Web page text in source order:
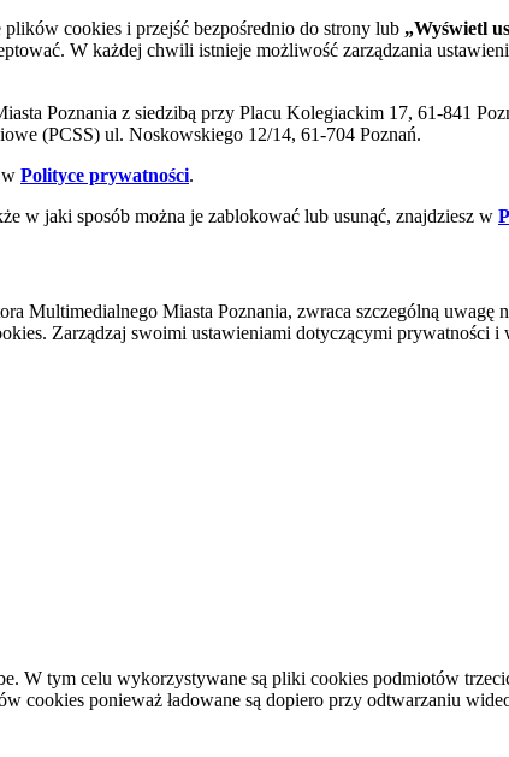
cookies i przejść bezpośrednio do strony lub „Wyświetl
W każdej chwili istnieje możliwość zarządzania
Poznania z siedzibą przy Placu Kolegiackim 17, 61-841
(PCSS) ul. Noskowskiego 12/14, 61-704 Poznań.
w Polityce prywatności.
w jaki sposób można je zablokować lub usunąć, znajdziesz w
Multimedialnego Miasta Poznania, zwraca szczególną
Zarządzaj swoimi ustawieniami dotyczącymi prywatności
W tym celu wykorzystywane są pliki cookies podmiotów
cookies ponieważ ładowane są dopiero przy odtwarzaniu